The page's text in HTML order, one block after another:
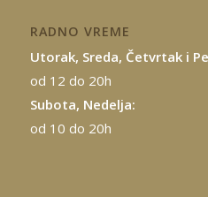
RADNO VREME
Utorak, Sreda, Četvrtak i
od 12 do 20h
Subota, Nedelja:
od 10 do 20h